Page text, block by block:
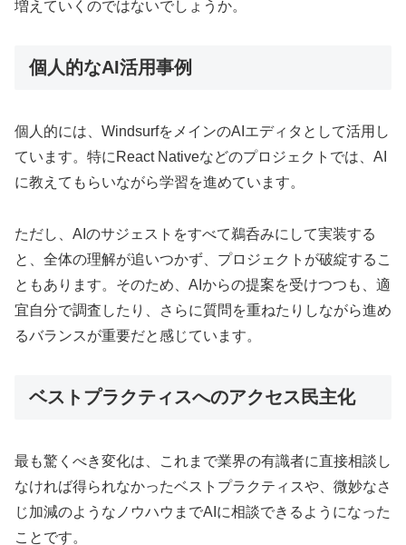
増えていくのではないでしょうか。
個人的なAI活用事例
個人的には、WindsurfをメインのAIエディタとして活用し
ています。特にReact Nativeなどのプロジェクトでは、AI
に教えてもらいながら学習を進めています。
ただし、AIのサジェストをすべて鵜呑みにして実装する
と、全体の理解が追いつかず、プロジェクトが破綻するこ
ともあります。そのため、AIからの提案を受けつつも、適
宜自分で調査したり、さらに質問を重ねたりしながら進め
るバランスが重要だと感じています。
ベストプラクティスへのアクセス民主化
最も驚くべき変化は、これまで業界の有識者に直接相談し
なければ得られなかったベストプラクティスや、微妙なさ
じ加減のようなノウハウまでAIに相談できるようになった
ことです。